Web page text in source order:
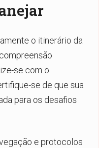
o itinerário da
se com o
se de que sua
para os desafios
e protocolos